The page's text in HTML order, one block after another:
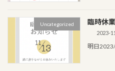
Uncategorized 臨時休
2023-
明日